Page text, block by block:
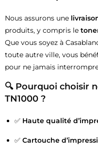
Nous assurons une
produits, y compris le
Que vous soyez à
toute autre ville, vous
pour ne jamais
🔍 Pourquoi choisir
TN1000 ?
✅ Haute qualité
✅ Cartouche